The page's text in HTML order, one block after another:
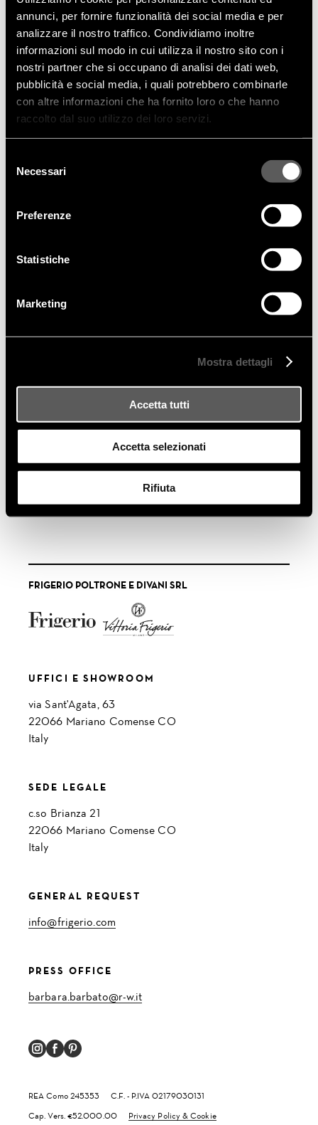
annunci, per fornire funzionalità dei social media e per
analizzare il nostro traffico. Condividiamo inoltre
informazioni sul modo in cui utilizza il nostro sito con i
nostri partner che si occupano di analisi dei dati web,
pubblicità e social media, i quali potrebbero combinarle
con altre informazioni che ha fornito loro o che hanno
raccolto dal suo utilizzo dei loro servizi.
delNecessari
Preferenze
Statistiche
Marketing
Mostra dettagli
Accetta tutti
Accetta selezionati
Rifiuta
Sedie - Poltroncine
FRIGERIO POLTRONE E DIVANI SRL
UFFICI E SHOWROOM
via Sant'Agata, 63
22066 Mariano Comense CO
Italy
SEDE LEGALE
c.so Brianza 21
22066 Mariano Comense CO
Italy
GENERAL REQUEST
info@frigerio.com
PRESS OFFICE
barbara.barbato@r-w.it
REA Como 245353
C.F. - P.IVA 02179030131
Cap. Vers. €52.000.00
Privacy Policy & Cookie